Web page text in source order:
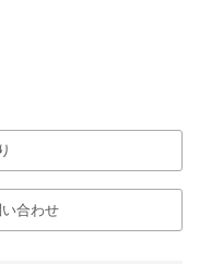
合わせ